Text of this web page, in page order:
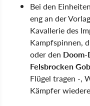
Bei den
eng an der
Kavallerie des
Kampfspinnen,
oder den
Felsbrocken
Flügel tragen -,
Kämpfer